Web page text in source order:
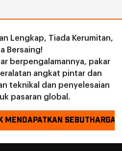
Lengkap, Tiada Kerumitan,
Bersaing!
berpengalamannya, pakar
angkat pintar dan
teknikal dan penyelesaian
pasaran global.
MENDAPATKAN SEBUTHARGA !